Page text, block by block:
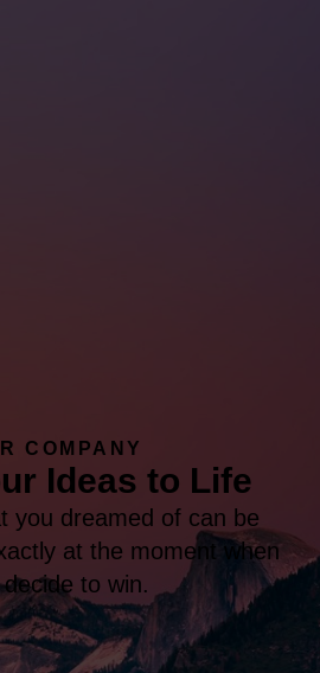
COMPANY
Ideas to Life
you dreamed of can be
at the moment when
to win.